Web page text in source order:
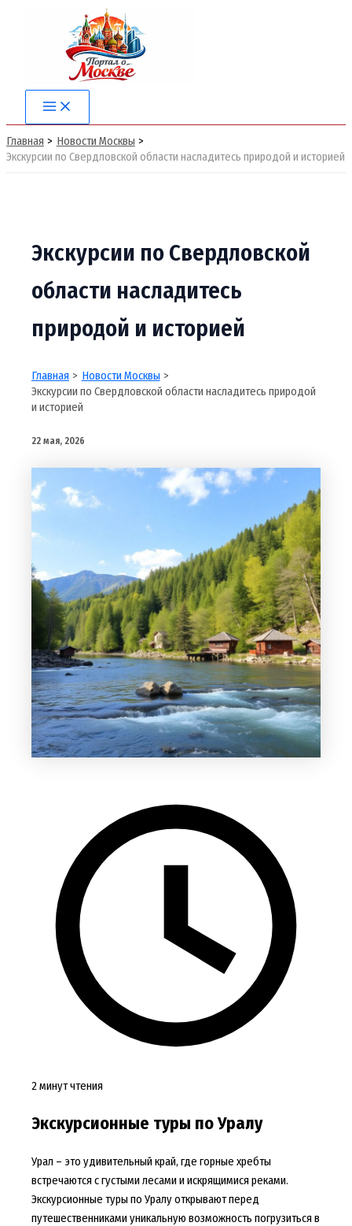
содержимому
Main
Menu
Главная
Новости Москвы
Экскурсии по Свердловской области насладитесь природой и историей
Экскурсии по Свердловской
области насладитесь
природой и историей
Главная
Новости Москвы
Экскурсии по Свердловской области насладитесь природой
и историей
22 мая, 2026
2 минут чтения
Экскурсионные туры по Уралу
Урал – это удивительный край, где горные хребты
встречаются с густыми лесами и искрящимися реками.
Экскурсионные туры по Уралу открывают перед
путешественниками уникальную возможность погрузиться в